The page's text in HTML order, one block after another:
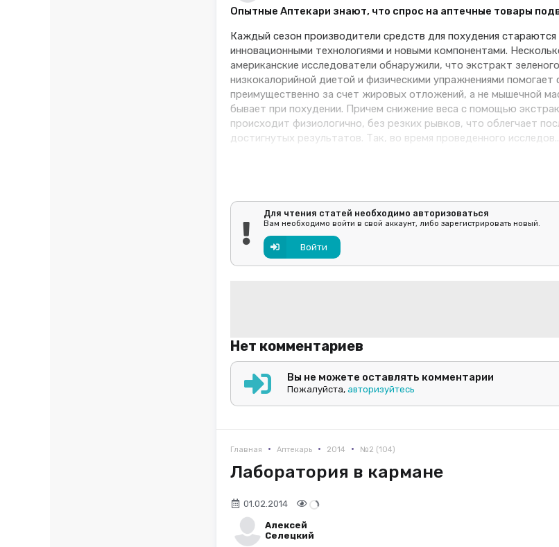
Опытные Аптекари знают, что спрос на аптечные товары
Каждый сезон производители средств для похудения
инновационными технологиями и новыми компонентами.
американские исследователи обнаружили, что экстракт
низкокалорийной диетой и физическими упражнениями помогает
преимущественно за счет жировых отложений, а не мышечной
бывает при похудении. Причем снижение веса с помощью
происходит физиологично, без резких рывков, что облегчает
достигнутых результатов. Так, во время проведенного
Для чтения статей необходимо авторизоваться
Вам необходимо войти в свой аккаунт, либо зарегистрировать новый.
Войти
Нет комментариев
Вы не можете оставлять комментарии
Пожалуйста, авторизуйтесь
Главная • Аптекарь • 2014 • №2 (104)
Лаборатория в кармане
01.02.2014
Алексей
Селецкий